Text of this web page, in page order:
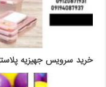
خرید سرویس جهیزیه